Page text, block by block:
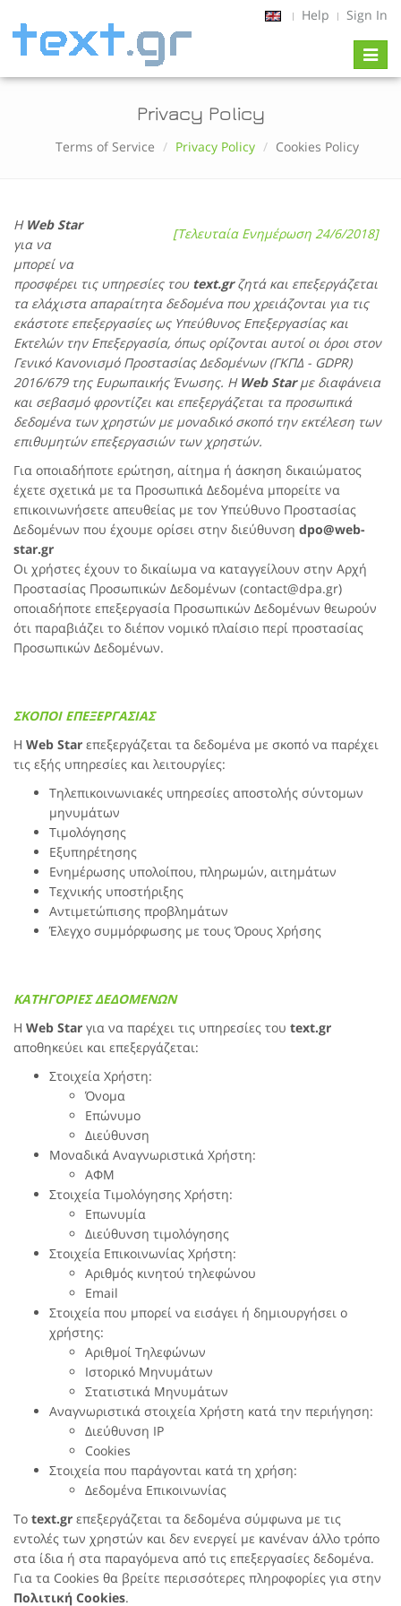
Help Sign In
Toggle
Privacy Policy
Terms of Service Privacy Policy Cookies Policy
[Τελευταία Ενημέρωση 24/6/2018]
Η Web Star
για να
μπορεί να
προσφέρει τις υπηρεσίες του text.grζητά και επεξεργάζεται
τα ελάχιστα απαραίτητα δεδομένα που χρειάζονται για τις
εκάστοτε επεξεργασίες ως Υπεύθυνος Επεξεργασίας και
Εκτελών την Επεξεργασία, όπως ορίζονται αυτοί οι όροι στον
Γενικό Κανονισμό Προστασίας Δεδομένων (ΓΚΠΔ - GDPR)
2016/679 της Ευρωπαικής Ένωσης. H Web Starμε διαφάνεια
και σεβασμό φροντίζει και επεξεργάζεται τα προσωπικά
δεδομένα των χρηστών με μοναδικό σκοπό την εκτέλεση των
επιθυμητών επεξεργασιών των χρηστών.
Για οποιαδήποτε ερώτηση, αίτημα ή άσκηση δικαιώματος
έχετε σχετικά με τα Προσωπικά Δεδομένα μπορείτε να
επικοινωνήσετε απευθείας με τον Υπεύθυνο Προστασίας
Δεδομένων που έχουμε ορίσει στην διεύθυνση dpo@web-
star.gr
Οι χρήστες έχουν το δικαίωμα να καταγγείλουν στην Αρχή
Προστασίας Προσωπικών Δεδομένων (contact@dpa.gr)
οποιαδήποτε επεξεργασία Προσωπικών Δεδομένων θεωρούν
ότι παραβιάζει το διέπον νομικό πλαίσιο περί προστασίας
Προσωπικών Δεδομένων.
ΣΚΟΠΟΙ ΕΠΕΞΕΡΓΑΣΙΑΣ
Η Web Star επεξεργάζεται τα δεδομένα με σκοπό να παρέχει
τις εξής υπηρεσίες και λειτουργίες:
Τηλεπικοινωνιακές υπηρεσίες αποστολής σύντομων
μηνυμάτων
Τιμολόγησης
Εξυπηρέτησης
Ενημέρωσης υπολοίπου, πληρωμών, αιτημάτων
Τεχνικής υποστήριξης
Αντιμετώπισης προβλημάτων
Έλεγχο συμμόρφωσης με τους Όρους Χρήσης
ΚΑΤΗΓΟΡΙΕΣ ΔΕΔΟΜΕΝΩΝ
H Web Star για να παρέχει τις υπηρεσίες του text.gr
αποθηκεύει και επεξεργάζεται:
Στοιχεία Χρήστη:
Όνομα
Επώνυμο
Διεύθυνση
Μοναδικά Αναγνωριστικά Χρήστη:
ΑΦΜ
Στοιχεία Τιμολόγησης Χρήστη:
Επωνυμία
Διεύθυνση τιμολόγησης
Στοιχεία Επικοινωνίας Χρήστη:
Αριθμός κινητού τηλεφώνου
Εmail
Στοιχεία που μπορεί να εισάγει ή δημιουργήσει ο
χρήστης:
Αριθμοί Τηλεφώνων
Ιστορικό Μηνυμάτων
Στατιστικά Μηνυμάτων
Αναγνωριστικά στοιχεία Χρήστη κατά την περιήγηση:
Διεύθυνση IP
Cookies
Στοιχεία που παράγονται κατά τη χρήση:
Δεδομένα Επικοινωνίας
Το text.gr επεξεργάζεται τα δεδομένα σύμφωνα με τις
εντολές των χρηστών και δεν ενεργεί με κανέναν άλλο τρόπο
στα ίδια ή στα παραγόμενα από τις επεξεργασίες δεδομένα.
Για τα Cookies θα βρείτε περισσότερες πληροφορίες για στην
Πολιτική Cookies.